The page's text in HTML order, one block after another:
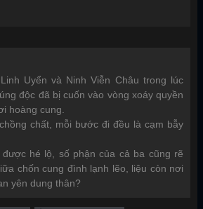
Uyển và Ninh Viễn Châu trong lúc
độc đã bị cuốn vào vòng xoáy quyền
hoàng cung.
chất, mỗi bước đi đều là cạm bẫy
hé lộ, số phận của cả ba cũng rẽ
chốn cung đình lạnh lẽo, liệu còn nơi
yên dung thân?